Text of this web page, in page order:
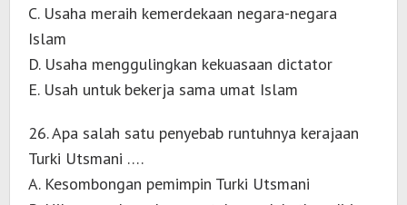
C. Usaha meraih kemerdekaan negara-negara
Islam
D. Usaha menggulingkan kekuasaan dictator
E. Usah untuk bekerja sama umat Islam
26. Apa salah satu penyebab runtuhnya kerajaan
Turki Utsmani ….
A. Kesombongan pemimpin Turki Utsmani